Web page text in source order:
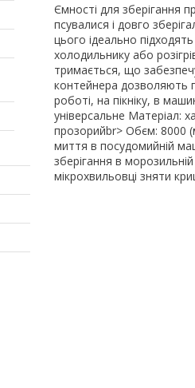
Ємності для зберігання
псувалися і довго
цього ідеально
холодильнику або
тримається, що
контейнера дозволяють
роботі, на пікніку, в
універсальне Матеріал:
прозорийbr> Обєм: 8000
миття в посудомийній
зберігання в
мікрохвильовці зняти